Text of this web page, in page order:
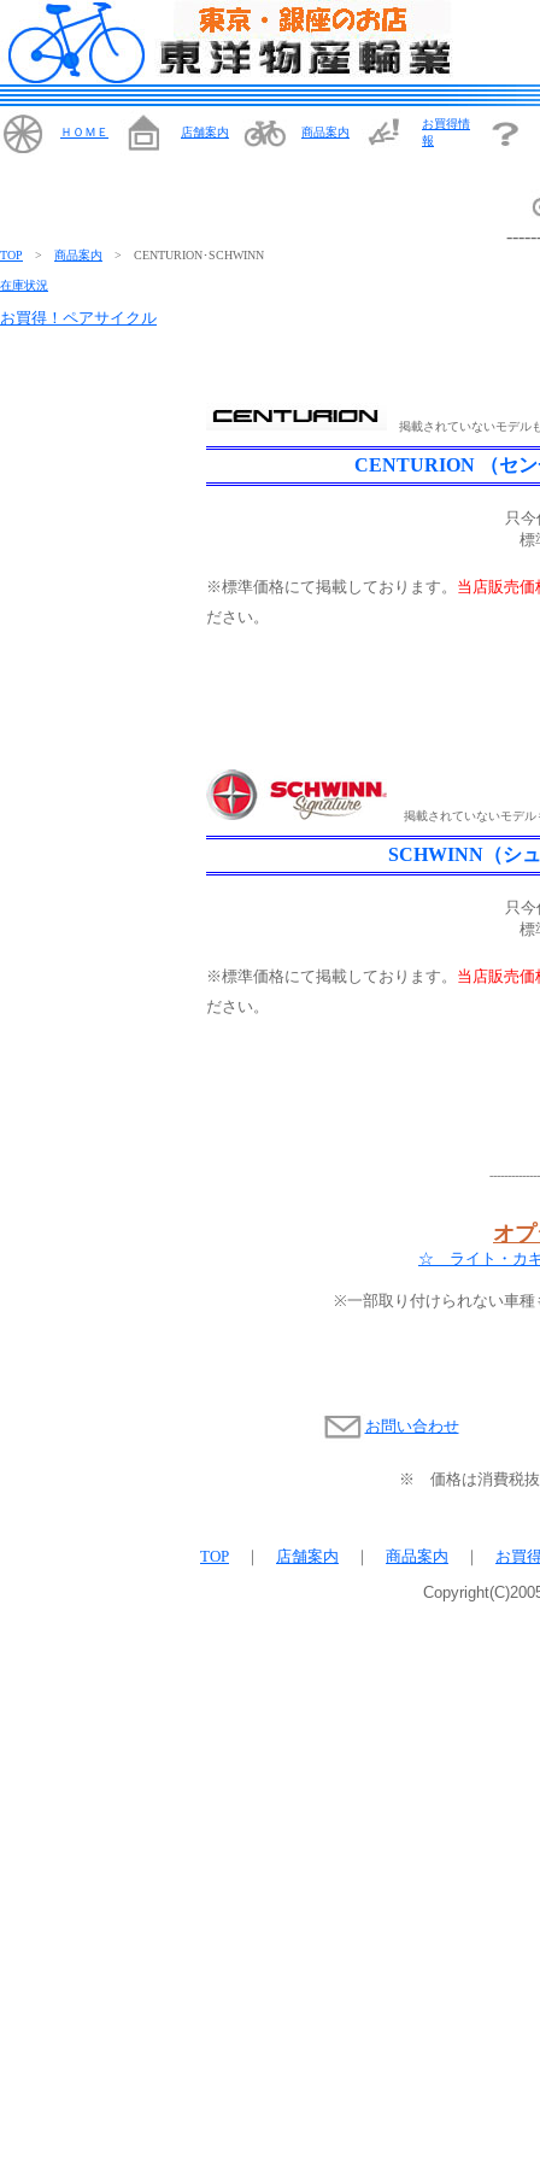
ＨＯＭＥ 店舗案内 商品案内
お買得情
報
TOP > 商品案内 > CENTURION･SCHWINN
在庫状況
お買得！ペアサイクル
掲載されていないモデル
CENTURION （セ
只
標
※標準価格にて掲載しております。 当店販売
ださい。
掲載されていないモデル
SCHWINN（シ
只
標
※標準価格にて掲載しております。 当店販売
ださい。
オ
☆ ライト・カ
※一部取り付けられない車種
お問い合わせ
※ 価格は消費税抜
TOP ｜ 店舗案内 ｜ 商品案内 ｜ お買